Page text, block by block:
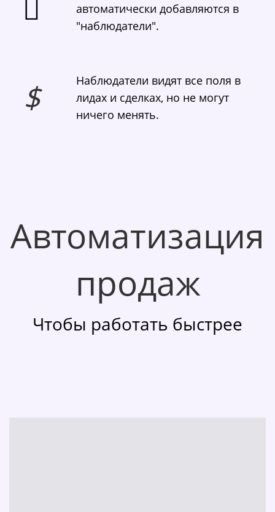
автоматически добавляются в
"наблюдатели".
Наблюдатели видят все поля в
лидах и сделках, но не могут
ничего менять.
Автоматизация
продаж
Чтобы работать быстрее